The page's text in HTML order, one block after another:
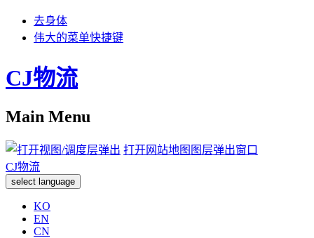
去身体
伟大的菜单快捷键
CJ物流
Main Menu
打开网站地图图层弹出窗口
CJ物流
select language
KO
EN
CN